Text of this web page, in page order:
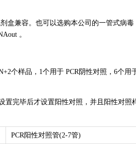
盒兼容。也可以选购本公司的一管式病毒
。
个样品，1个用于 PCR阴性对照，6个用
置完毕后才设置阳性对照，并且阳性对照
PCR阳性对照管(2-7管)